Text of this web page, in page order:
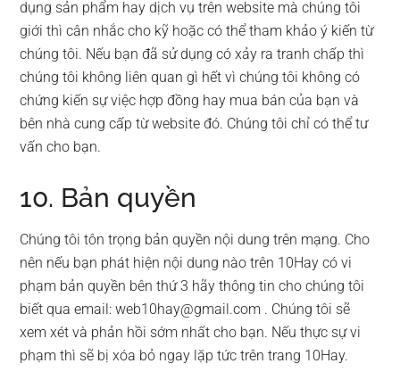
dụng sản phẩm hay dịch vụ trên website mà chúng tôi
giới thì cân nhắc cho kỹ hoặc có thể tham khảo ý kiến từ
chúng tôi. Nếu bạn đã sử dụng có xảy ra tranh chấp thì
chúng tôi không liên quan gì hết vì chúng tôi không có
chứng kiến sự việc hợp đồng hay mua bán của bạn và
bên nhà cung cấp từ website đó. Chúng tôi chỉ có thể tư
vấn cho bạn.
10. Bản quyền
Chúng tôi tôn trọng bản quyền nội dung trên mạng. Cho
nên nếu bạn phát hiện nội dung nào trên 10Hay có vi
phạm bản quyền bên thứ 3 hãy thông tin cho chúng tôi
biết qua email:web10hay@gmail.com . Chúng tôi sẽ
xem xét và phản hồi sớm nhất cho bạn. Nếu thực sự vi
phạm thì sẽ bị xóa bỏ ngay lặp tức trên trang 10Hay.